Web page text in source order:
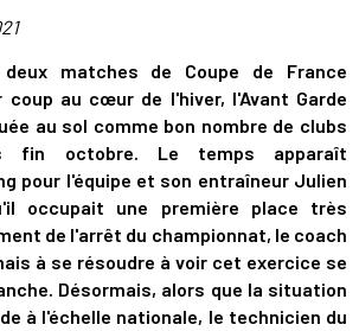
matches de Coupe de France
au cœur de l'hiver, l'Avant Garde
au sol comme bon nombre de clubs
fin octobre. Le temps apparaît
pour l'équipe et son entraîneur Julien
occupait une première place très
de l'arrêt du championnat, le coach
à se résoudre à voir cet exercice se
Désormais, alors que la situation
à l'échelle nationale, le technicien du